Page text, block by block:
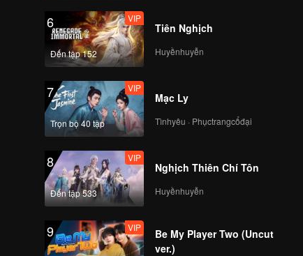
6
Đến tập 152
VIP
Tiên Nghịch
Huyềnhuyễn
7
Trọn bộ 40 tập
VIP
Mạc Ly
Tìnhyêu · Phụctrangcổđại
8
Đến tập 533
VIP
Nghịch Thiên Chí Tôn
Huyềnhuyễn
9 VIP
Be My Player Two (Uncut
ver.)